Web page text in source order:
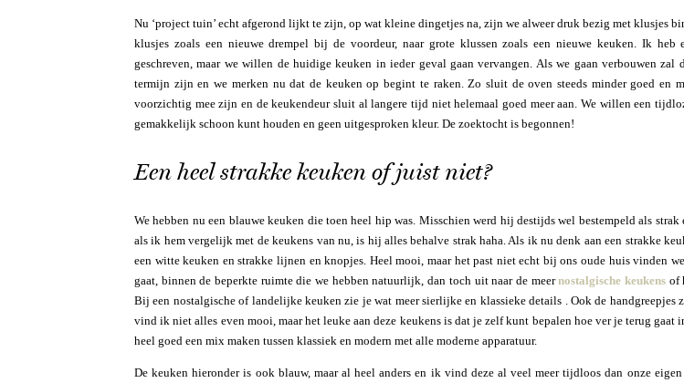
Nu ‘project tuin’ echt afgerond lijkt te zijn, op wat kleine dingetjes na, zijn we alweer druk bezig met klusjes
klusjes zoals een nieuwe drempel bij de voordeur, naar grote klussen zoals een nieuwe keuken. Ik heb
geschreven, maar we willen de huidige keuken in ieder geval gaan vervangen. Als we gaan verbouwen zal
termijn zijn en we merken nu dat de keuken op begint te raken. Zo sluit de oven steeds minder goed en
voorzichtig mee zijn en de keukendeur sluit al langere tijd niet helemaal goed meer aan. We willen een
gemakkelijk schoon kunt houden en geen uitgesproken kleur. De zoektocht is begonnen!
Een heel strakke keuken of juist niet?
We hebben nu een blauwe keuken die toen heel hip was. Misschien werd hij destijds wel bestempeld als strak
als ik hem vergelijk met de keukens van nu, is hij alles behalve strak haha. Als ik nu denk aan een strakke
een witte keuken en strakke lijnen en knopjes. Heel mooi, maar het past niet echt bij ons oude huis vinden
gaat, binnen de beperkte ruimte die we hebben natuurlijk, dan toch uit naar de meernostalgische keukensof
Bij een nostalgische of landelijke keuken zie je wat meer sierlijke en klassieke details . Ook de handgreepjes
vind ik niet alles even mooi, maar het leuke aan deze keukens is dat je zelf kunt bepalen hoe ver je terug gaat
heel goed een mix maken tussen klassiek en modern met alle moderne apparatuur.
De keuken hieronder is ook blauw, maar al heel anders en ik vind deze al veel meer tijdloos dan onze eigen